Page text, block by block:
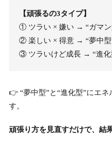
【頑張るの3タイプ】
① ツラい × 嫌い → “ガマン
② 楽しい × 得意 → “夢中型
③ ツラいけど成長 → “進化
👉 “夢中型”と“進化型”にエ
す。
頑張り方を見直すだけで、結